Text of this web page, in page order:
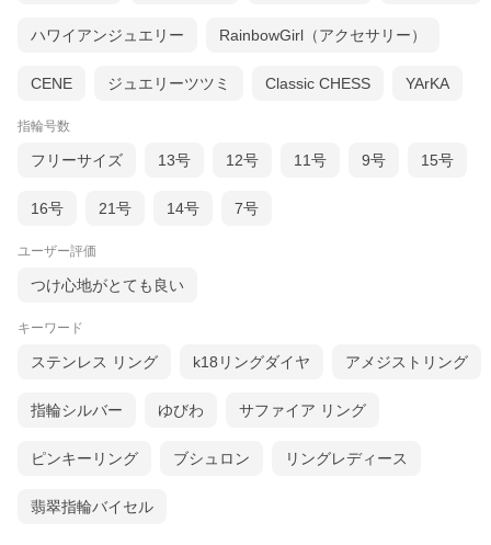
ハワイアンジュエリー RainbowGirl（アクセサリー）
CENE ジュエリーツツミ Classic CHESS YArKA
指輪号数
フリーサイズ 13号 12号 11号 9号 15号
16号 21号 14号 7号
ユーザー評価
つけ心地がとても良い
キーワード
ステンレス リング k18リングダイヤ アメジストリング
指輪シルバー ゆびわ サファイア リング
ピンキーリング ブシュロン リングレディース
翡翠指輪バイセル